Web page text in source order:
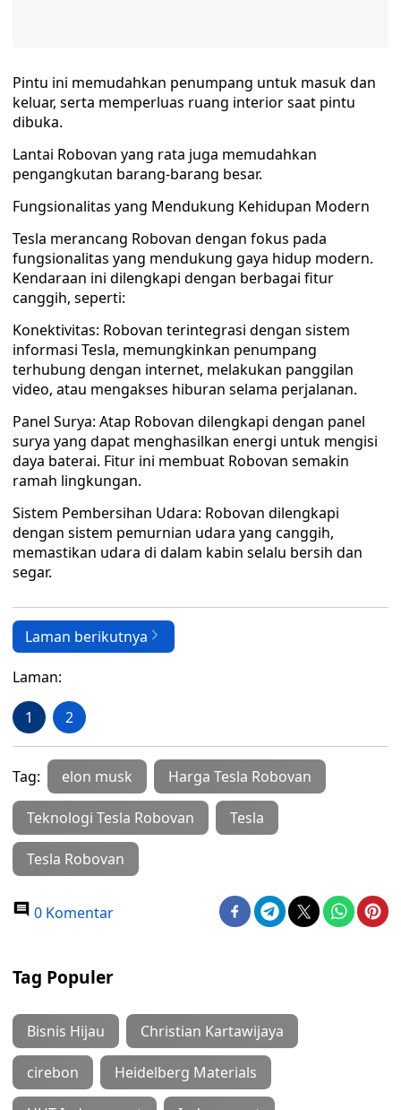
Pintu ini memudahkan penumpang untuk masuk dan
keluar, serta memperluas ruang interior saat pintu
dibuka.
Lantai Robovan yang rata juga memudahkan
pengangkutan barang-barang besar.
Fungsionalitas yang Mendukung Kehidupan Modern
Tesla merancang Robovan dengan fokus pada
fungsionalitas yang mendukung gaya hidup modern.
Kendaraan ini dilengkapi dengan berbagai fitur
canggih, seperti:
Konektivitas: Robovan terintegrasi dengan sistem
informasi Tesla, memungkinkan penumpang
terhubung dengan internet, melakukan panggilan
video, atau mengakses hiburan selama perjalanan.
Panel Surya: Atap Robovan dilengkapi dengan panel
surya yang dapat menghasilkan energi untuk mengisi
daya baterai. Fitur ini membuat Robovan semakin
ramah lingkungan.
Sistem Pembersihan Udara: Robovan dilengkapi
dengan sistem pemurnian udara yang canggih,
memastikan udara di dalam kabin selalu bersih dan
segar.
Laman berikutnya
Laman:
1 2
Tag: elon musk Harga Tesla Robovan
Teknologi Tesla Robovan Tesla
Tesla Robovan
0 Komentar
Tag Populer
Bisnis Hijau Christian Kartawijaya
cirebon Heidelberg Materials